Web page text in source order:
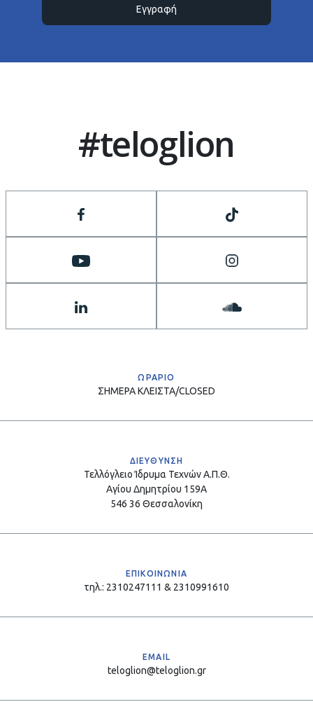
Εγγραφή
#teloglion
ΩΡΑΡΙΟ
ΣΗΜΕΡΑΚΛΕΙΣΤΑ/CLOSED
ΔΙΕΥΘΥΝΣΗ
Τελλόγλειο Ίδρυμα Τεχνών Α.Π.Θ.
Αγίου Δημητρίου 159Α
546 36 Θεσσαλονίκη
ΕΠΙΚΟΙΝΩΝΙΑ
τηλ.: 2310247111 & 2310991610
EMAIL
teloglion@teloglion.gr